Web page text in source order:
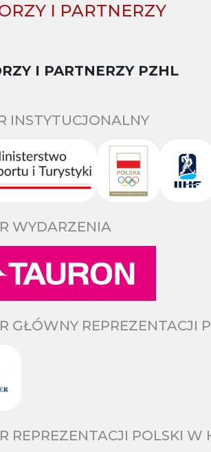
I PARTNERZY
I PARTNERZY PZHL
INSTYTUCJONALNY
WYDARZENIA
GŁÓWNY REPREZENTACJI
REPREZENTACJI POLSKI